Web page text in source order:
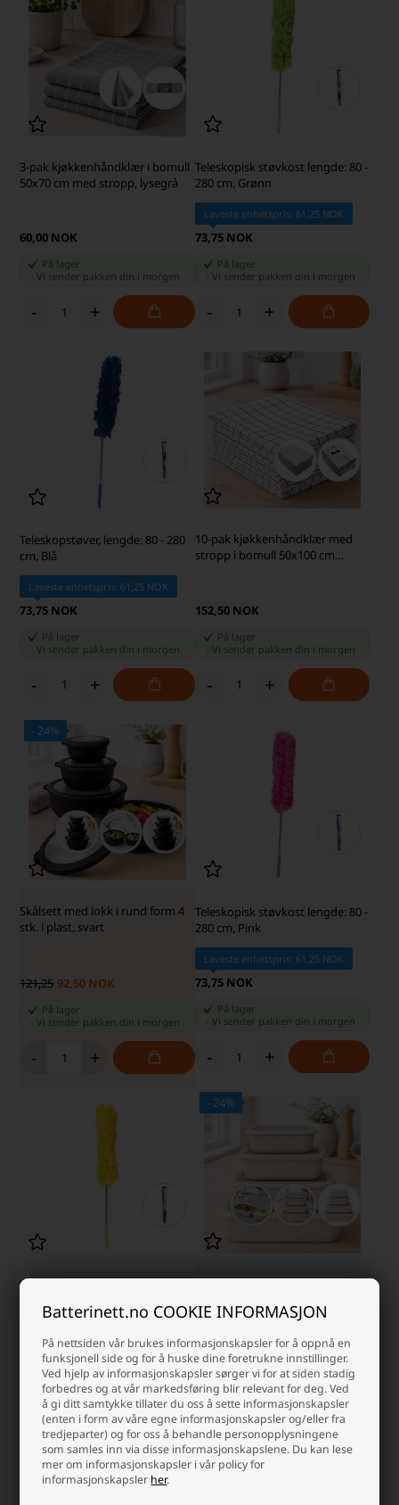
Batterinett.no COOKIE INFORMASJON
På nettsiden vår brukes informasjonskapsler for å oppnå en
funksjonell side og for å huske dine foretrukne innstillinger.
Ved hjelp av informasjonskapsler sørger vi for at siden stadig
forbedres og at vår markedsføring blir relevant for deg. Ved
å gi ditt samtykke tillater du oss å sette informasjonskapsler
(enten i form av våre egne informasjonskapsler og/eller fra
tredjeparter) og for oss å behandle personopplysningene
som samles inn via disse informasjonskapslene. Du kan lese
mer om informasjonskapsler i vår policy for
informasjonskapsler her.
3-pak kjøkkenhåndklær i bomull
50x70 cm med stropp, lysegrå
60,00 NOK
På lager
-Vi sender pakken din i morgen
- +
Teleskopisk støvkost lengde: 80 -
280 cm, Grønn
Laveste enhetspris: 61,25 NOK
73,75 NOK
På lager
Vi sender pakken din i morgen
- +
Teleskopstøver, lengde: 80 - 280
cm, Blå
Laveste enhetspris: 61,25 NOK
73,75 NOK
På lager
-Vi sender pakken din i morgen
- +
10-pak kjøkkenhåndklær med
stropp i bomull 50x100 cm
152,50 NOK
På lager
Vi sender pakken din i morgen
- +
- 24% SKARP PRIS · SKARP PRIS
Skålsett med lokk i rund form 4
stk. i plast, svart
121,25 92,50 NOK
På lager
-Vi sender pakken din i morgen
- +
Teleskopisk støvkost lengde: 80 -
280 cm, Pink
Laveste enhetspris: 61,25 NOK
73,75 NOK
På lager
Vi sender pakken din i morgen
- +
Teleskopisk støvkost lengde: 80 -
73,75 NOK
Ikke på lager
+
- 24%
Skålsett med lokk i rektangulær
121,25 92,50 NOK
På lager
- Vi sender pakken dini morgen
- +
- 24% SKARP PRIS · SKARP PRIS - 24% SKARP PRIS · SKARP PRIS